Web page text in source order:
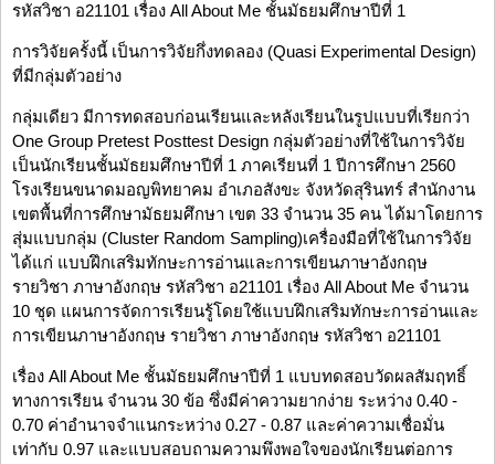
รหัสวิชา อ21101 เรื่อง All About Me ชั้นมัธยมศึกษาปีที่ 1
การวิจัยครั้งนี้ เป็นการวิจัยกึ่งทดลอง (Quasi Experimental Design)
ที่มีกลุ่มตัวอย่าง
กลุ่มเดียว มีการทดสอบก่อนเรียนและหลังเรียนในรูปแบบที่เรียกว่า
One Group Pretest Posttest Design กลุ่มตัวอย่างที่ใช้ในการวิจัย
เป็นนักเรียนชั้นมัธยมศึกษาปีที่ 1 ภาคเรียนที่ 1 ปีการศึกษา 2560
โรงเรียนขนาดมอญพิทยาคม อำเภอสังขะ จังหวัดสุรินทร์ สำนักงาน
เขตพื้นที่การศึกษามัธยมศึกษา เขต 33 จำนวน 35 คน ได้มาโดยการ
สุ่มแบบกลุ่ม (Cluster Random Sampling)เครื่องมือที่ใช้ในการวิจัย
ได้แก่ แบบฝึกเสริมทักษะการอ่านและการเขียนภาษาอังกฤษ
รายวิชา ภาษาอังกฤษ รหัสวิชา อ21101 เรื่อง All About Me จำนวน
10 ชุด แผนการจัดการเรียนรู้โดยใช้แบบฝึกเสริมทักษะการอ่านและ
การเขียนภาษาอังกฤษ รายวิชา ภาษาอังกฤษ รหัสวิชา อ21101
เรื่อง All About Me ชั้นมัธยมศึกษาปีที่ 1 แบบทดสอบวัดผลสัมฤทธิ์
ทางการเรียน จำนวน 30 ข้อ ซึ่งมีค่าความยากง่าย ระหว่าง 0.40 -
0.70 ค่าอำนาจจำแนกระหว่าง 0.27 - 0.87 และค่าความเชื่อมั่น
เท่ากับ 0.97 และแบบสอบถามความพึงพอใจของนักเรียนต่อการ